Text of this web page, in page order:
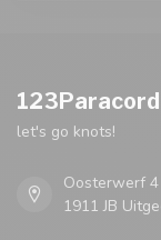
123Paracord
let's go knots!
Oosterwerf 4
1911 JB